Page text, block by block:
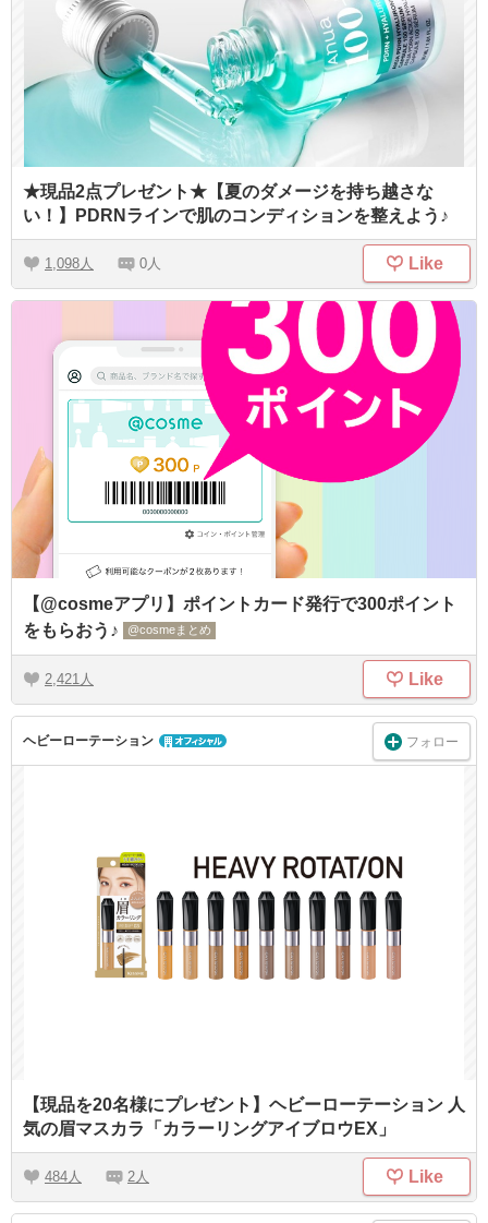
★現品2点プレゼント★【夏のダメージを持ち越さな
い！】PDRNラインで肌のコンディションを整えよう♪
1,098 0 Like
【@cosmeアプリ】ポイントカード発行で300ポイント
をもらおう♪
@cosmeまとめ
2,421 Like
ヘビーローテーション フォロー
【現品を20名様にプレゼント】ヘビーローテーション 人
気の眉マスカラ「カラーリングアイブロウEX」
484 2 Like